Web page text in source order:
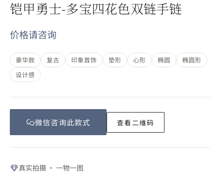
铠甲勇士-多宝四花色双链手链
价格请咨询
豪华款 复古 印象首饰 垫形 心形 椭圆
椭圆形
设计感
微信咨询此款式 查看二维码
真实拍摄 · 一物一图